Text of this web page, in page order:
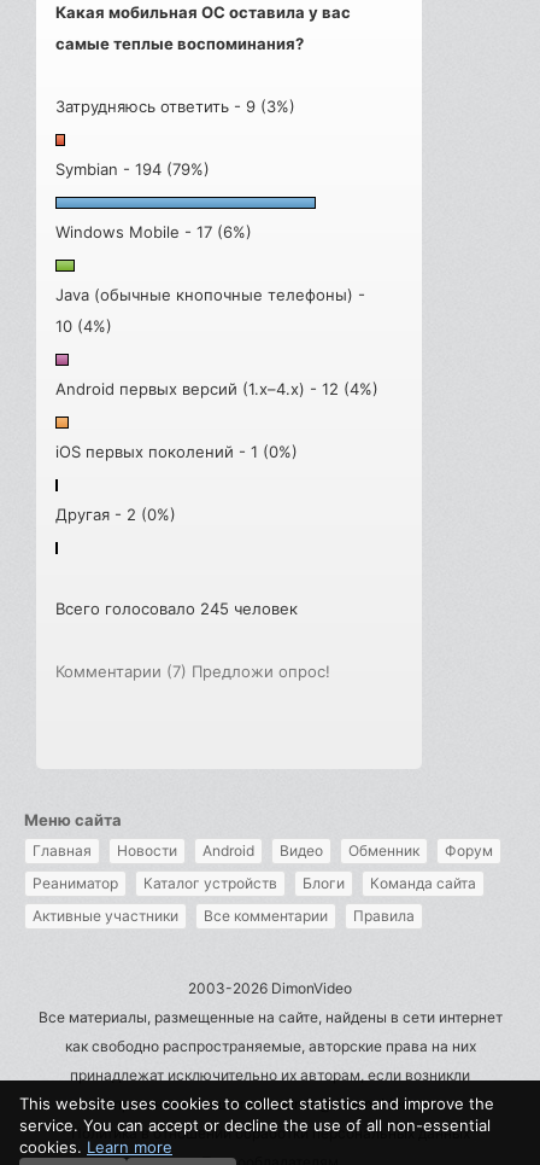
Какая мобильная ОС оставила у вас
самые теплые воспоминания?
Затрудняюсь ответить - 9 (3%)
Symbian - 194 (79%)
Windows Mobile - 17 (6%)
Java (обычные кнопочные телефоны) -
10 (4%)
Android первых версий (1.x–4.x) - 12 (4%)
iOS первых поколений - 1 (0%)
Другая - 2 (0%)
Всего голосовало 245 человек
Комментарии (7) Предложи опрос!
Меню сайта
Главная Новости Android Видео Обменник
Форум
Реаниматор
Каталог устройств Блоги
Команда сайта
Активные участники
Все комментарии Правила
2003-2026 DimonVideo
Все материалы, размещенные на сайте, найдены в сети интернет
как свободно распространяемые, авторские права на них
принадлежат исключительно их авторам, если возникли
претензии - пишите на admin@dimonvideo.ru
Политика в отношении обработки персональных данных
This website uses cookies to collect statistics and improve the
service. You can accept or decline the use of all non-essential
cookies. Learn more